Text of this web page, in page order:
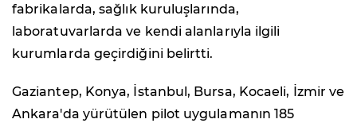
fabrikalarda, sağlık kuruluşlarında,
laboratuvarlarda ve kendi alanlarıyla ilgili
kurumlarda geçirdiğini belirtti.
Gaziantep, Konya, İstanbul, Bursa, Kocaeli, İzmir ve
Ankara'da yürütülen pilot uygulamanın 185